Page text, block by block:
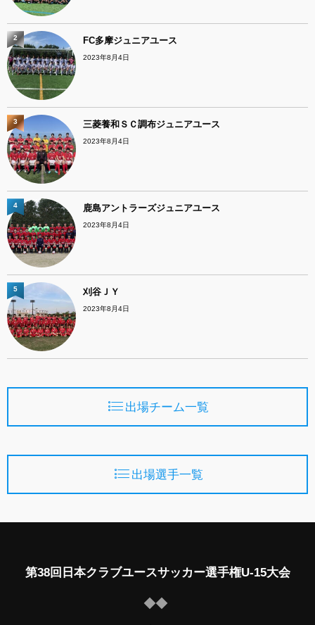
FC多摩ジュニアユース
2023年8月4日
2
三菱養和ＳＣ調布ジュニアユース
2023年8月4日
3
鹿島アントラーズジュニアユース
2023年8月4日
4
刈谷ＪＹ
2023年8月4日
5
出場チーム一覧
出場選手一覧
第38回日本クラブユースサッカー選手権U-15大会